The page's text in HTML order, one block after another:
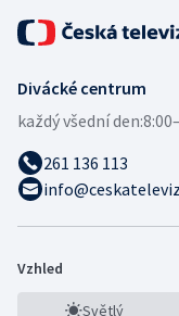
Divácké centrum
každý všední den:
261 136 113
Vzhled
Světlý